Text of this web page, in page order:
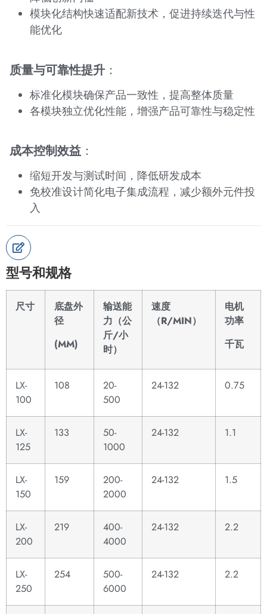
模块化结构快速适配新技术，促进持续迭代与性
能优化
质量与可靠性提升 ：
标准化模块确保产品一致性，提高整体质量
各模块独立优化性能，增强产品可靠性与稳定性
成本控制效益 ：
缩短开发与测试时间，降低研发成本
免校准设计简化电子集成流程，减少额外元件投
入
型号和规格
尺寸
底盘外
径
(MM)
输送能
力（公
斤/小
时）
速度
（R/MIN）
电机
功率
千瓦
LX-
100
108
20-
500
24-132 0.75
LX-
125
133
50-
1000
24-132 1.1
LX-
150
159
200-
2000
24-132 1.5
LX-
200
219
400-
4000
24-132 2.2
LX-
250
254
500-
6000
24-132 2.2